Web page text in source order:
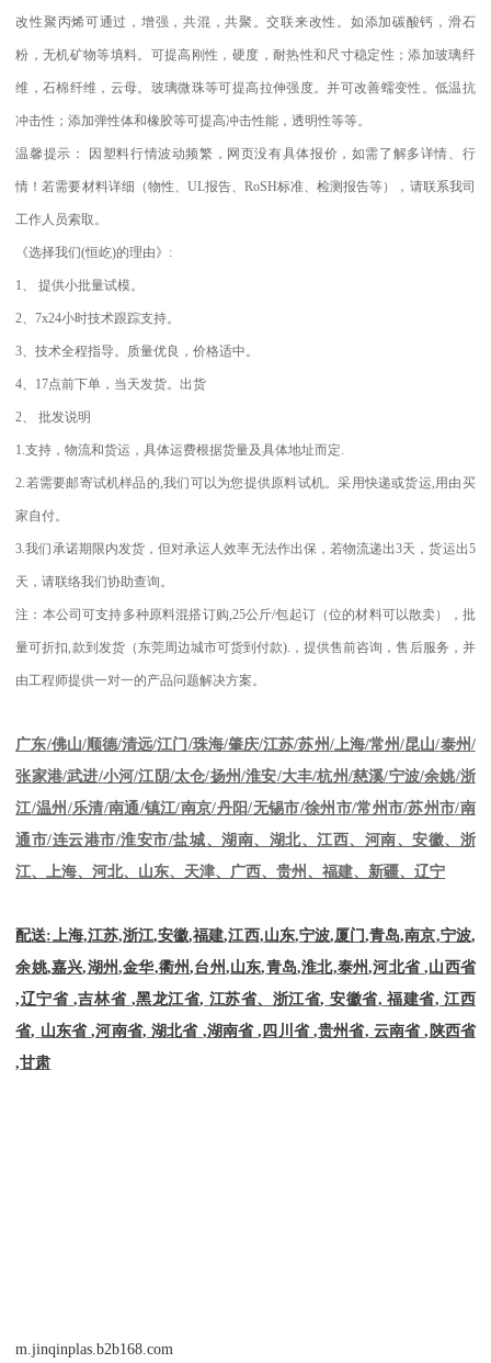
改性聚丙烯可通过，增强，共混，共聚。交联来改性。如添加碳酸钙，滑石
粉，无机矿物等填料。可提高刚性，硬度，耐热性和尺寸稳定性；添加玻璃纤
维，石棉纤维，云母。玻璃微珠等可提高拉伸强度。并可改善蠕变性。低温抗
冲击性；添加弹性体和橡胶等可提高冲击性能，透明性等等。
温馨提示： 因塑料行情波动频繁，网页没有具体报价，如需了解多详情、行
情！若需要材料详细（物性、 UL报告、RoSH标准、检测报告等），请联系我司
工作人员索取。
《选择我们(恒屹)的理由》 :
1 、提供小批量试模。
2 、7x24小时技术跟踪支持。
3 、技术全程指导。质量优良，价格适中。
4 17点前下单，当天发货。出货
2 、批发说明
1.支持，物流和货运，具体运费根据货量及具体地址而定
2. 若需要邮寄试机样品的 我们可以为您提供原料试机。采用快递或货运 用由买
家自付。
3.我们承诺期限内发货，但对承运人效率无法作出保，若物流递出3天，货运出5
天，请联络我们协助查询。
注：本公司可支持多种原料混搭订购 ,25公斤/包起订（位的材料可以散卖），批
量可折扣 款到发货（东莞周边城市可货到付款). ，提供售前咨询，售后服务，并
由工程师提供一对一的产品问题解决方案。
广东/佛山/顺德/清远/江门/珠海/肇庆/江苏/苏州/上海/常州/昆山/泰州/
张家港/武进/小河/江阴/太仓/扬州/淮安/大丰/杭州/慈溪/宁波/余姚/浙
江/温州/乐清/南通/镇江/南京/丹阳/无锡市/徐州市/常州市/苏州市/南
通市/连云港市/淮安市/盐城、湖南、湖北、江西、河南、安徽、浙
江、上海、河北、山东、天津、广西、贵州、福建、新疆、辽宁
配送: 上海,江苏,浙江,安徽,福建,江西,山东,宁波,厦门,青岛,南京,宁波,
余姚,嘉兴,湖州,金华,衢州,台州,山东,青岛,淮北,泰州,河北省 ,山西省
,辽宁省 ,吉林省 ,黑龙江省, 江苏省、浙江省, 安徽省, 福建省, 江西
省, 山东省 ,河南省, 湖北省 ,湖南省 ,四川省 ,贵州省, 云南省 ,陕西省
,甘肃
m.jinqinplas.b2b168.com